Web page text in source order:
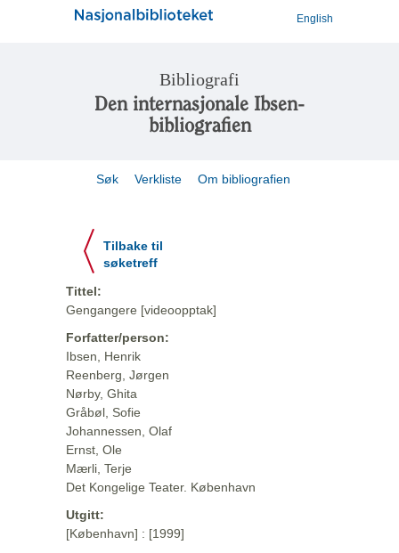
English
Bibliografi
Den internasjonale Ibsen-
bibliografien
Søk Verkliste Om bibliografien
Tilbake til
søketreff
Tittel:
Gengangere [videoopptak]
Forfatter/person:
Ibsen, Henrik
Reenberg, Jørgen
Nørby, Ghita
Gråbøl, Sofie
Johannessen, Olaf
Ernst, Ole
Mærli, Terje
Det Kongelige Teater. København
Utgitt:
[København] : [1999]